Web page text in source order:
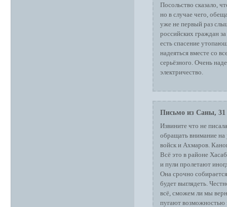
Посольство сказало,
но в случае чего,
уже не первый раз
российских граждан
есть спасение
надеяться вместе со
серьёзного. Очень
электричество.
Письмо из Саны,
Извините что не
обращать внимание
войск и Ахмаров.
Всё это в районе
и пули пролетают
Она срочно
будет выглядеть.
всё, сможем ли мы
пугают возможностью